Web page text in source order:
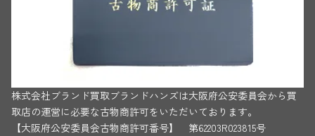
株式会社ブランド買取ブランドハンズは大阪府公安委員会から買
取店の運営に必要な古物商許可をいただいております。
【大阪府公安委員会古物商許可番号】 第62203R023815号